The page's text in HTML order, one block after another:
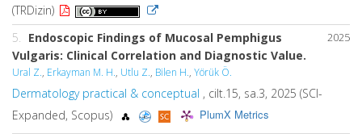
(TRDizin)
2025
5. Endoscopic Findings of Mucosal Pemphigus
Vulgaris: Clinical Correlation and Diagnostic Value.
Ural Z., Erkayman M. H., Utlu Z., Bilen H., Yörük Ö.
Dermatology practical & conceptual , cilt.15, sa.3, 2025 (SCI-
Expanded, Scopus)
PlumX Metrics